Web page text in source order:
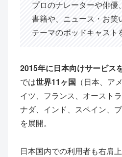
プロのナレーターや俳優
書籍や、ニュース・お笑
テーマのポッドキャスト
2015年に日本向けサービス
では世界11ヶ国 （日本、ア
イツ、フランス、オースト
ナダ、インド、スペイン、
を展開。
日本国内での利用者も右肩